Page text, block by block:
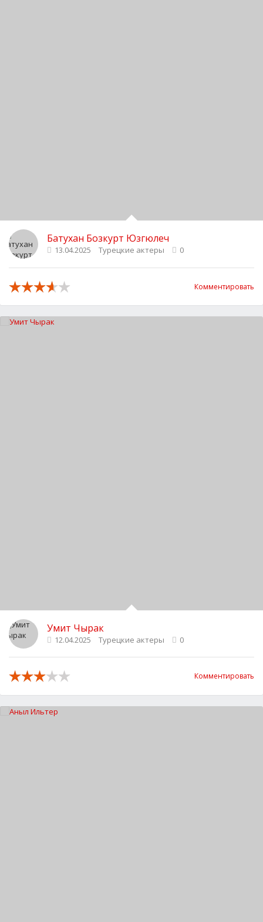
Батухан Бозкурт Юзгюлеч
13.04.2025 Турецкие актеры 0
Комментировать
Умит Чырак
12.04.2025 Турецкие актеры 0
Комментировать